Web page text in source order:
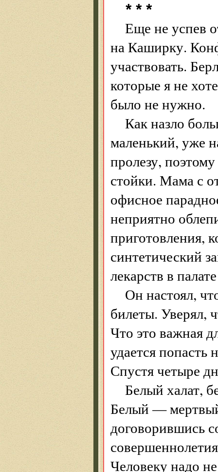
* * *
Еще не успев
на Каширку.
участвовать.
которые я не
было не нужно.
Как назло
маленький, уже
пролезу,
стойки. Мама с
офисное
неприятно
приготовления,
синтетический
лекарств в
Он настоял,
билеты. Уверял,
Что это важная
удается попасть
Спустя четыре
Белый халат,
Белый — мертвый
договорившись
Человеку надо